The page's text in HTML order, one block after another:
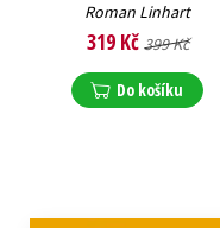
Roman Linhart
319 Kč 399 Kč
Do košíku